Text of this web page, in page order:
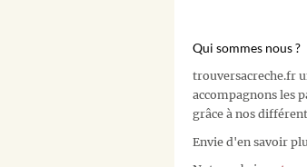
Qui sommes nous ?
trouversacreche.fr
accompagnons les
grâce à nos
Envie d'en savoir